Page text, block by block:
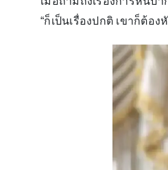
“ก็เป็นเรื่องปกติ เขาก็ต้อ